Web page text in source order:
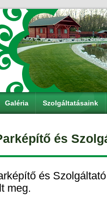
Galéria Szolgáltatásaink
és
és
meg.